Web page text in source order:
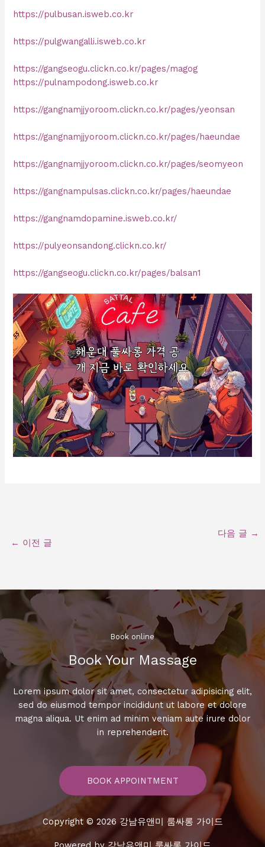
https://pulbusan.isweb.co.kr
https://pulgwangalli.isweb.co.kr
https://gangseogu.clickn.co.kr/pages/magog
https://pulnampodong.isweb.co.kr
https://gangnamjjyoroom.clickn.co.kr/pages/yeonsan
https://gangnamjjyoroom.clickn.co.kr/pages/haeundae
https://gangnamjjyoroom.clickn.co.kr/pages/seomyeon
https://gangnampulsas.clickn.co.kr/pages/haeundae
https://gangnamdopamine.isweb.co.kr/
https://pulyeonsandong.clickn.co.kr/
https://gangseogu.clickn.co.kr/pages/balsan1
← 이전 글
다음 글 →
Book online​
Book Your Massage​
Lorem ipsum dolor sit amet, consectetur adipisicing elit,
sed do eiusmod tempor incididunt ut labore et dolore
magna aliqua. Ut enim ad minim veniam aute irure dolor
in reprehenderit.
BOOK APPOINTMENT
Copyright © 2026 강남유앤미 룸싸롱 가이드